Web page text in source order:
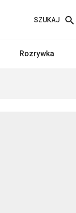
SZUKAJ
Rozrywka